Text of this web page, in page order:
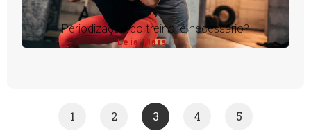
Periodização do treino: é necessário?
Leia Mais
1 2 3 4 5